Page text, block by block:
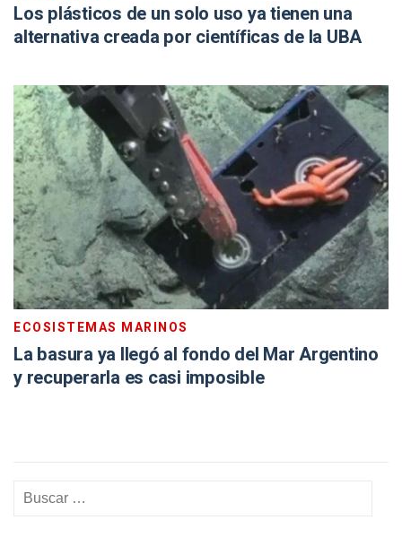
Los plásticos de un solo uso ya tienen una
alternativa creada por científicas de la UBA
ECOSISTEMAS MARINOS
La basura ya llegó al fondo del Mar Argentino
y recuperarla es casi imposible